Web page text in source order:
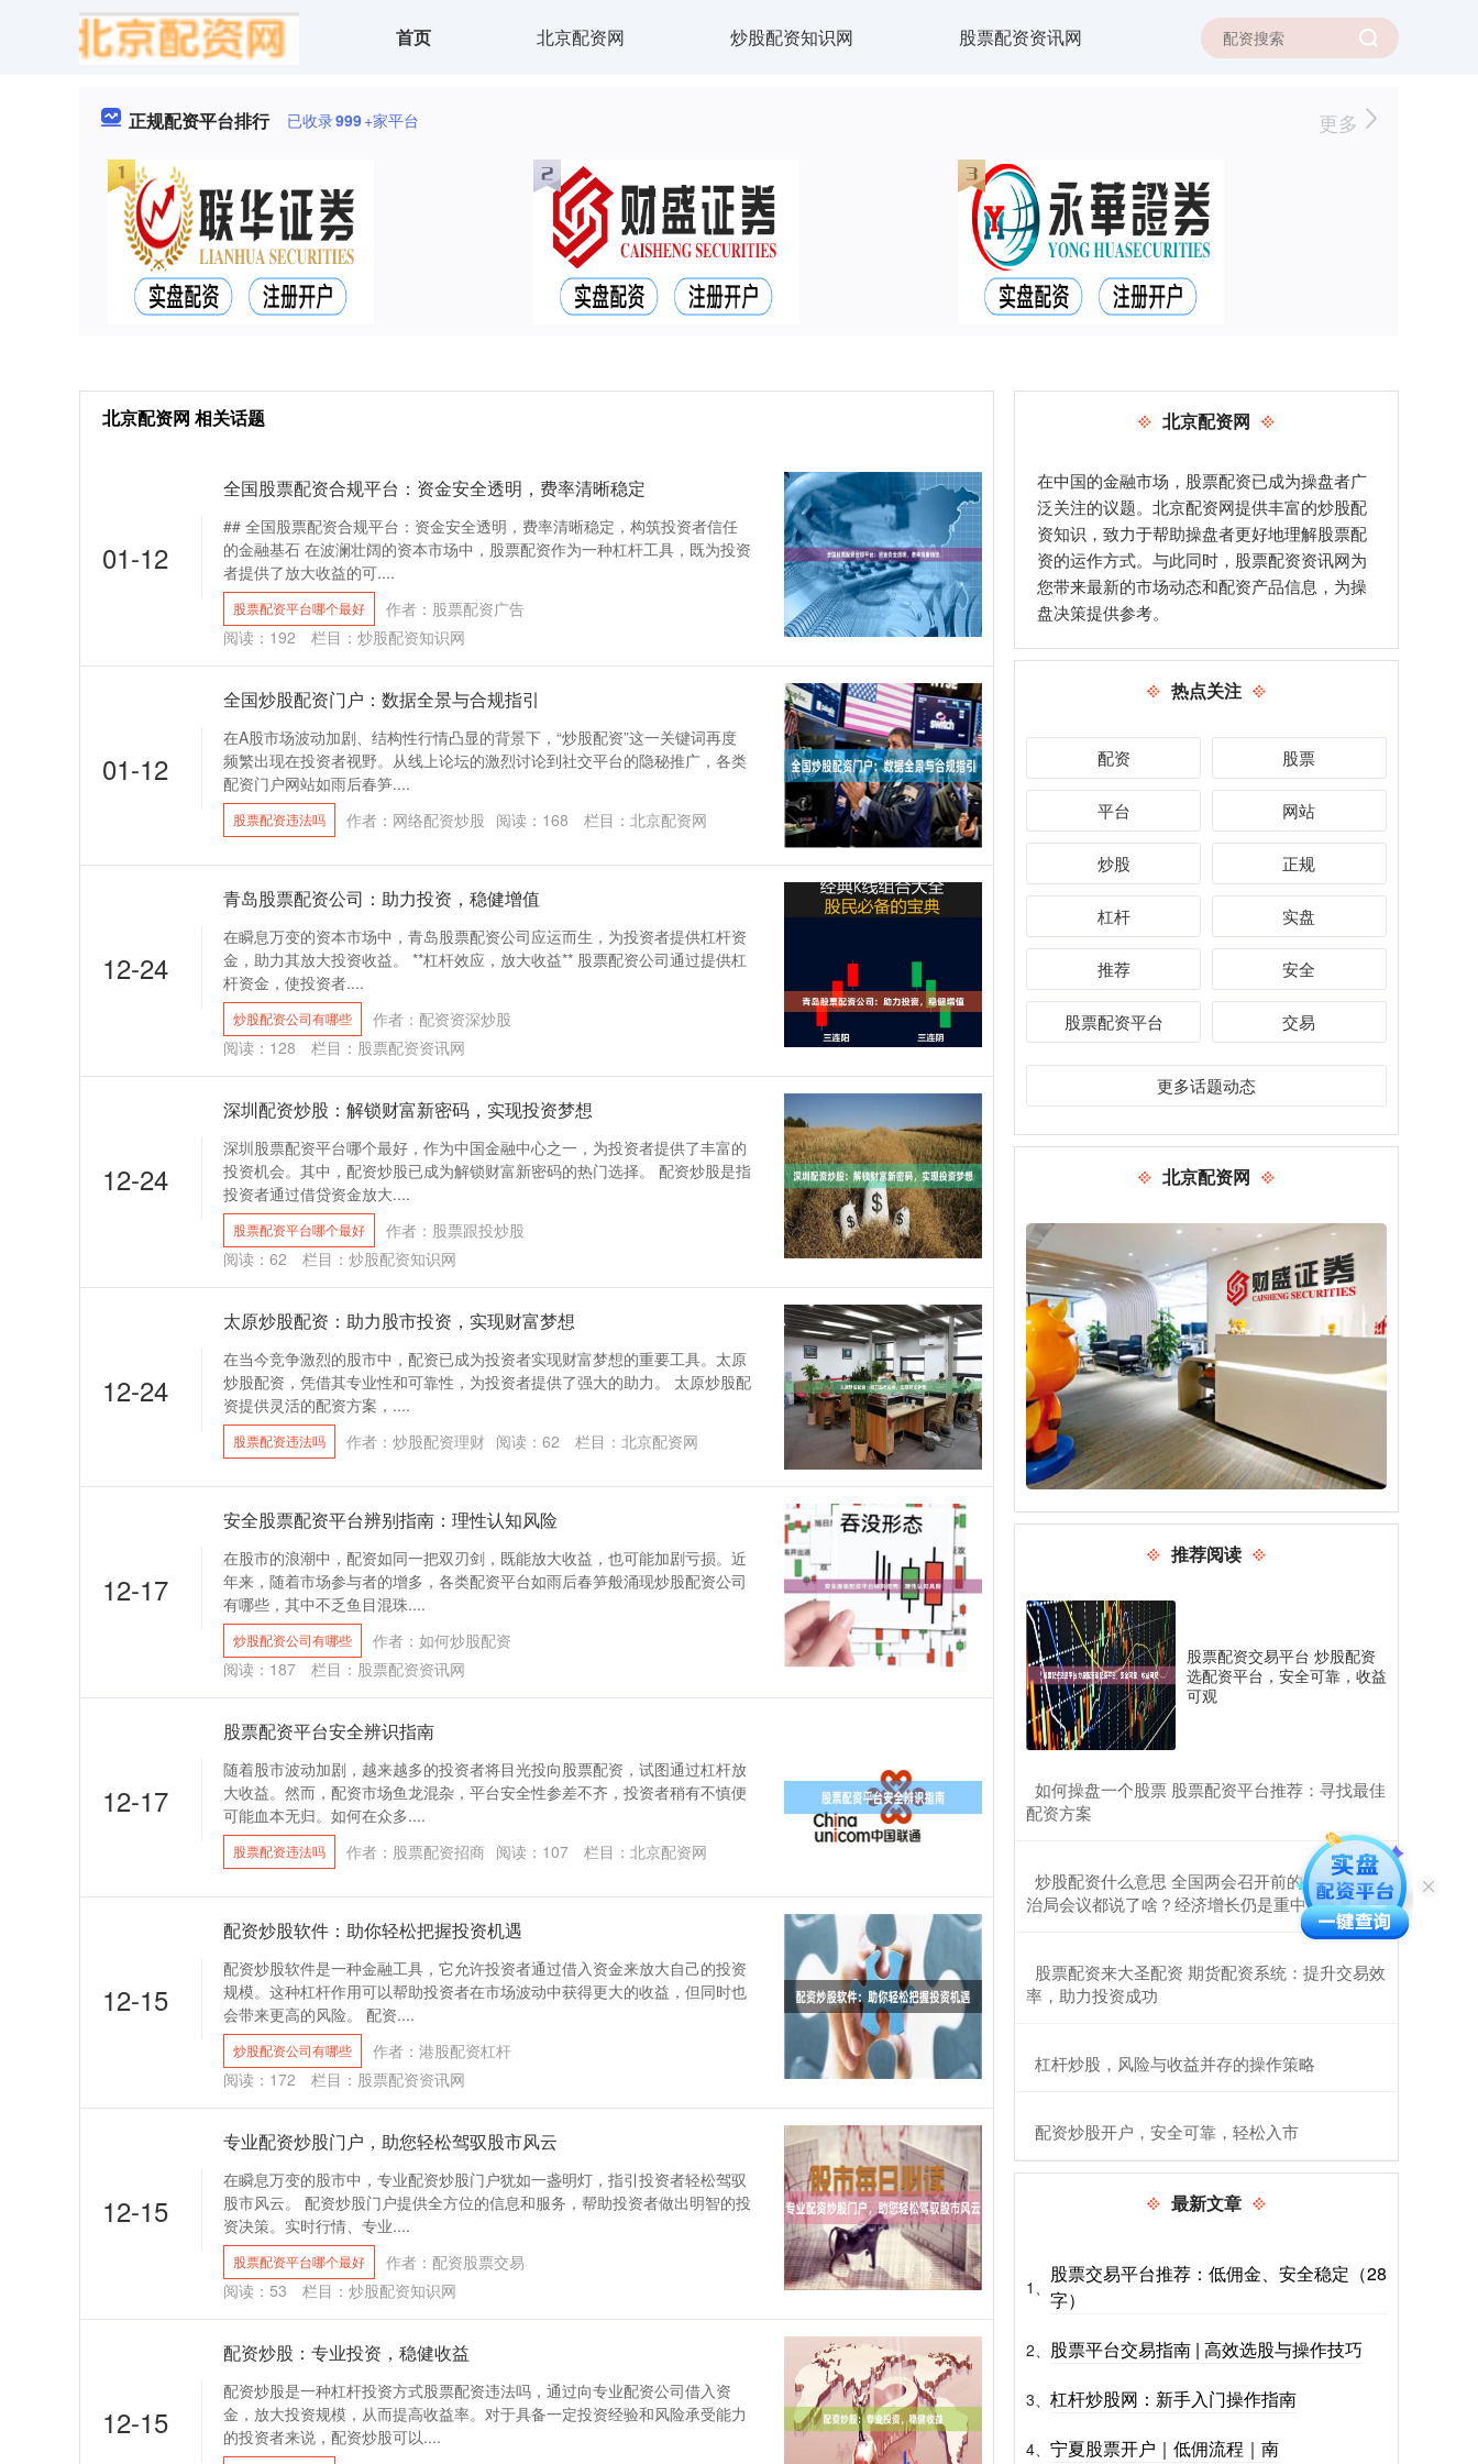
首页 北京配资网 炒股配资知识网 股票配资资讯网
正规配资平台排行 已收录999+家平台 更多
北京配资网 相关话题
01-12
全国股票配资合规平台：资金安全透明，费率清晰稳定
## 全国股票配资合规平台：资金安全透明，费率清晰稳定，构筑投资者信任
的金融基石 在波澜壮阔的资本市场中，股票配资作为一种杠杆工具，既为投资
者提供了放大收益的可....
股票配资平台哪个最好
作者：股票配资广告
阅读： 192 栏目： 炒股配资知识网
01-12
全国炒股配资门户：数据全景与合规指引
在A股市场波动加剧、结构性行情凸显的背景下，“炒股配资”这一关键词再度
频繁出现在投资者视野。从线上论坛的激烈讨论到社交平台的隐秘推广，各类
配资门户网站如雨后春笋....
股票配资违法吗 作者：网络配资炒股 阅读： 168 栏目： 北京配资网
12-24
青岛股票配资公司：助力投资，稳健增值
在瞬息万变的资本市场中，青岛股票配资公司应运而生，为投资者提供杠杆资
金，助力其放大投资收益。 **杠杆效应，放大收益** 股票配资公司通过提供杠
杆资金，使投资者....
炒股配资公司有哪些
作者：配资资深炒股
阅读： 128 栏目： 股票配资资讯网
12-24
深圳配资炒股：解锁财富新密码，实现投资梦想
深圳股票配资平台哪个最好，作为中国金融中心之一，为投资者提供了丰富的
投资机会。其中，配资炒股已成为解锁财富新密码的热门选择。 配资炒股是指
投资者通过借贷资金放大....
股票配资平台哪个最好
作者：股票跟投炒股
阅读： 62 栏目： 炒股配资知识网
12-24
太原炒股配资：助力股市投资，实现财富梦想
在当今竞争激烈的股市中，配资已成为投资者实现财富梦想的重要工具。太原
炒股配资，凭借其专业性和可靠性，为投资者提供了强大的助力。 太原炒股配
资提供灵活的配资方案，....
股票配资违法吗 作者：炒股配资理财 阅读： 62 栏目： 北京配资网
12-17
安全股票配资平台辨别指南：理性认知风险
在股市的浪潮中，配资如同一把双刃剑，既能放大收益，也可能加剧亏损。近
年来，随着市场参与者的增多，各类配资平台如雨后春笋般涌现炒股配资公司
有哪些，其中不乏鱼目混珠....
炒股配资公司有哪些
作者：如何炒股配资
阅读： 187 栏目： 股票配资资讯网
12-17
股票配资平台安全辨识指南
随着股市波动加剧，越来越多的投资者将目光投向股票配资，试图通过杠杆放
大收益。然而，配资市场鱼龙混杂，平台安全性参差不齐，投资者稍有不慎便
可能血本无归。如何在众多....
股票配资违法吗 作者：股票配资招商 阅读： 107 栏目： 北京配资网
12-15
配资炒股软件：助你轻松把握投资机遇
配资炒股软件是一种金融工具，它允许投资者通过借入资金来放大自己的投资
规模。这种杠杆作用可以帮助投资者在市场波动中获得更大的收益，但同时也
会带来更高的风险。 配资....
炒股配资公司有哪些
作者：港股配资杠杆
阅读： 172 栏目： 股票配资资讯网
12-15
专业配资炒股门户，助您轻松驾驭股市风云
在瞬息万变的股市中，专业配资炒股门户犹如一盏明灯，指引投资者轻松驾驭
股市风云。 配资炒股门户提供全方位的信息和服务，帮助投资者做出明智的投
资决策。实时行情、专业....
股票配资平台哪个最好
作者：配资股票交易
阅读： 53 栏目： 炒股配资知识网
12-15
配资炒股：专业投资，稳健收益
配资炒股是一种杠杆投资方式股票配资违法吗，通过向专业配资公司借入资
金，放大投资规模，从而提高收益率。对于具备一定投资经验和风险承受能力
的投资者来说，配资炒股可以....
北京配资网
在中国的金融市场，股票配资已成为操盘者广
泛关注的议题。北京配资网提供丰富的炒股配
资知识，致力于帮助操盘者更好地理解股票配
资的运作方式。与此同时，股票配资资讯网为
您带来最新的市场动态和配资产品信息，为操
盘决策提供参考。
热点关注
配资 股票
平台 网站
炒股 正规
杠杆 实盘
推荐 安全
股票配资平台 交易
更多话题动态
北京配资网
推荐阅读
股票配资交易平台 炒股配资
选配资平台，安全可靠，收益
可观
​如何操盘一个股票 股票配资平台推荐：寻找最佳
配资方案
​炒股配资什么意思 全国两会召开前的最后一次政
治局会议都说了啥？经济增长仍是重中之重
​股票配资来大圣配资 期货配资系统：提升交易效
率，助力投资成功
​杠杆炒股，风险与收益并存的操作策略
​配资炒股开户，安全可靠，轻松入市
最新文章
1、
股票交易平台推荐：低佣金、安全稳定（28
字）
2、 股票平台交易指南 | 高效选股与操作技巧
3、 杠杆炒股网：新手入门操作指南
4、 宁夏股票开户｜低佣流程｜南